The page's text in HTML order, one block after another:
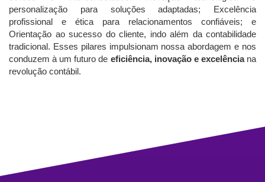
personalização para soluções adaptadas; Excelência
profissional e ética para relacionamentos confiáveis; e
Orientação ao sucesso do cliente, indo além da contabilidade
tradicional. Esses pilares impulsionam nossa abordagem e nos
conduzem à um futuro de eficiência, inovação e excelênciana
revolução contábil.